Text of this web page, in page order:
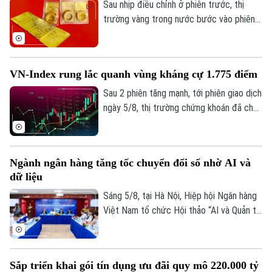
Sau nhịp điều chỉnh ở phiên trước, thị
trường vàng trong nước bước vào phiên
hơn cả giá vàng miếng SJC 1,4 triệu
đồng/lượng.
VN-Index rung lắc quanh vùng kháng cự 1.775 điểm
Sau 2 phiên tăng mạnh, tới phiên giao dịch
ngày 5/8, thị trường chứng khoán đã cho
giao dịch, VN-index giảm 0,77 điểm
index tăng 7,18 điểm (2,51%) lên 293,59
điểm.
Ngành ngân hàng tăng tốc chuyển đổi số nhờ AI và
dữ liệu
Sáng 5/8, tại Hà Nội, Hiệp hội Ngân hàng
Việt Nam tổ chức Hội thảo “AI và Quản trị
mại, doanh nghiệp công nghệ và chuyên
Sắp triển khai gói tín dụng ưu đãi quy mô 220.000 tỷ